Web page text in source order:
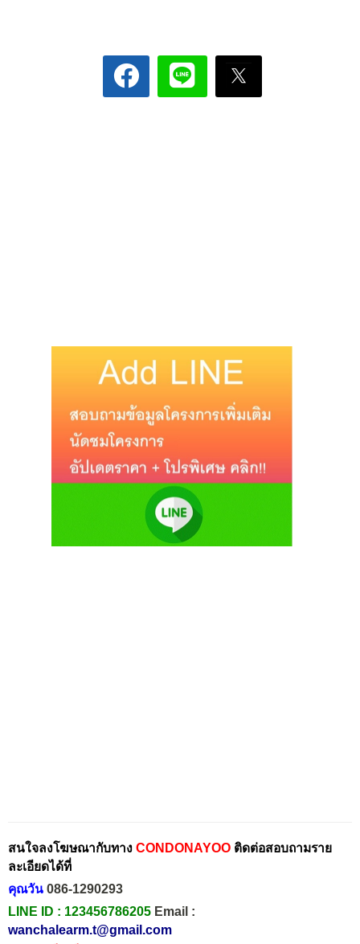
สนใจลงโฆษณากับทาง CONDONAYOO ติดต่อสอบถามราย
ละเอียดได้ที่
คุณวัน 086-1290293
LINE ID : 123456786205 Email :
wanchalearm.t@gmail.com